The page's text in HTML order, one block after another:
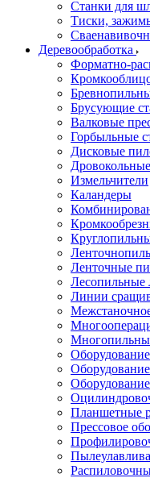
Станки для
Тиски,
Деревообработка
Форматно-
Брусующие
Валковые
Горбыльные
Дисковые
Измельчители
Каландеры
Ленточные
Лесопильные
Линии
Планшетные
Прессовое